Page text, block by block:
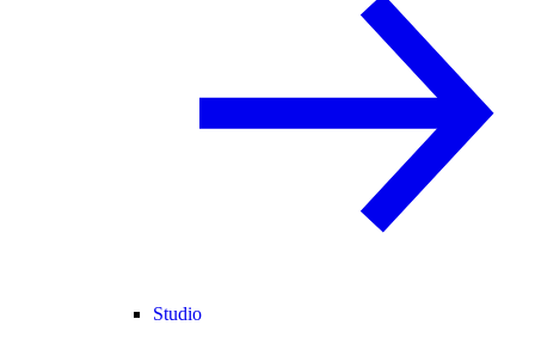
Studio